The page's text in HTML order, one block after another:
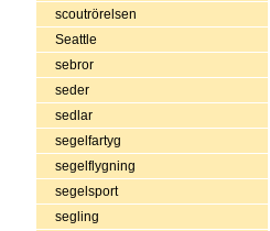
scoutrörelsen
Seattle
sebror
seder
sedlar
segelfartyg
segelflygning
segelsport
segling